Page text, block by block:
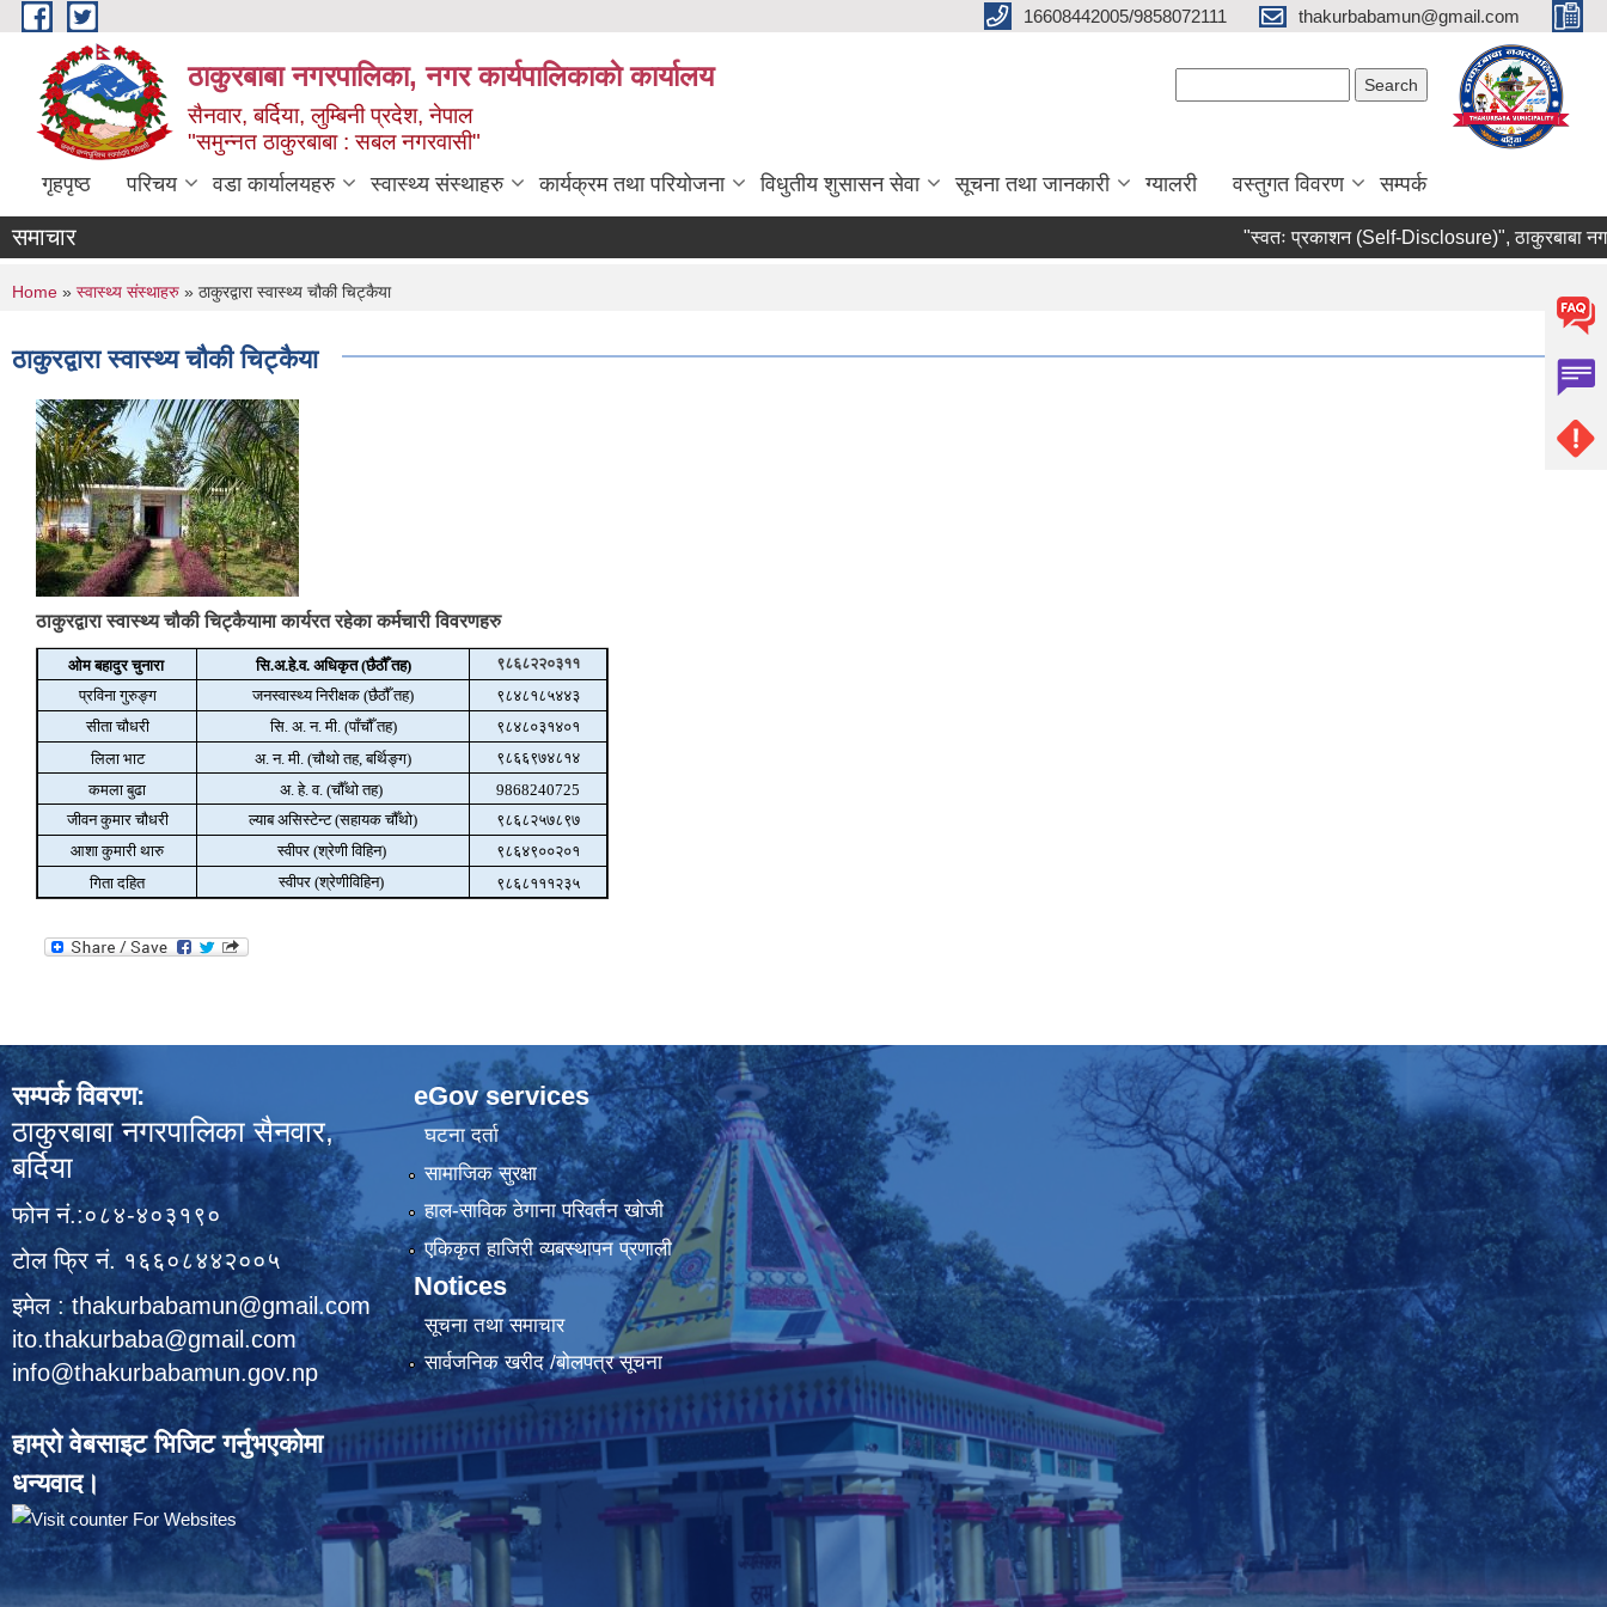
Skip to main content 16608442005/9858072111 thakurbabamun@gmail.com
ठाकुरबाबा नगरपालिका, नगर कार्यपालिकाकाे कार्यालय
सैनवार, बर्दिया, लुम्बिनी प्रदेश, नेपाल
"समुन्‍नत ठाकुरबाबा : सबल नगरवासी"
गृहपृष्ठ परिचय वडा कार्यालयहरु स्वास्थ्य संस्थाहरु कार्यक्रम तथा परियोजना विधुतीय शुसासन सेवा सूचना तथा जानकारी ग्यालरी वस्तुगत विवरण सम्पर्क
समाचार "स्वतः प्रकाशन (Self-Disclosure)", ठाकुरबाबा
You are here
Home » स्वास्थ्य संस्थाहरु » ठाकुरद्वारा स्वास्थ्य चौकी चिट्कैया
ठाकुरद्वारा स्वास्थ्य चौकी चिट्कैया
ठाकुरद्वारा स्वास्थ्य चौकी चिट्कैयामा कार्यरत रहेका कर्मचारी विवरणहरु
ओम बहादुर चुनारा सि.अ.हे.व. अधिकृत (छैठौँ तह)
९८६८२२०३११
प्रविना गुरुङ्ग
जनस्वास्थ्य निरीक्षक (छैठौँ तह)
९८४८१८५४४३
सीता चौधरी
सि. अ. न. मी. (पाँचौँ तह)
९८४८०३१४०१
लिला भाट
अ. न. मी. (चौथो तह, बर्थिङ्ग)
९८६६९७४८१४
कमला बुढा
अ. हे. व. (चौँथो तह)
9868240725
जीवन कुमार चौधरी
ल्याब असिस्टेन्ट (सहायक चौँथो)
९८६८२५७८९७
आशा कुमारी थारु
स्वीपर (श्रेणी विहिन)
९८६४९००२०१
गिता दहित
स्वीपर (श्रेणीविहिन) ९८६८१११२३५
सम्पर्क विवरण:
ठाकुरबाबा नगरपालिका सैनवार,
बर्दिया
फोन नं.:०८४-४०३१९०
टोल फ्रि नं. १६६०८४४२००५
इमेल : thakurbabamun@gmail.com
ito.thakurbaba@gmail.com
info@thakurbabamun.gov.np
हाम्रो वेबसाइट भिजिट गर्नुभएकोमा
धन्यवाद।
eGov services
घटना दर्ता
सामाजिक सुरक्षा
हाल-साविक ठेगाना परिवर्तन खोजी
एकिकृत हाजिरी व्यबस्थापन प्रणाली
Notices
सूचना तथा समाचार
सार्वजनिक खरीद /बोलपत्र सूचना